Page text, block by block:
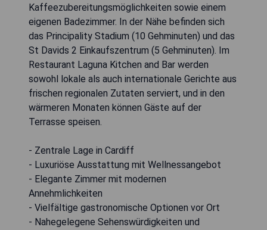
Kaffeezubereitungsmöglichkeiten sowie einem
eigenen Badezimmer. In der Nähe befinden sich
das Principality Stadium (10 Gehminuten) und das
St Davids 2 Einkaufszentrum (5 Gehminuten). Im
Restaurant Laguna Kitchen and Bar werden
sowohl lokale als auch internationale Gerichte aus
frischen regionalen Zutaten serviert, und in den
wärmeren Monaten können Gäste auf der
Terrasse speisen.
- Zentrale Lage in Cardiff
- Luxuriöse Ausstattung mit Wellnessangebot
- Elegante Zimmer mit modernen
Annehmlichkeiten
- Vielfältige gastronomische Optionen vor Ort
- Nahegelegene Sehenswürdigkeiten und